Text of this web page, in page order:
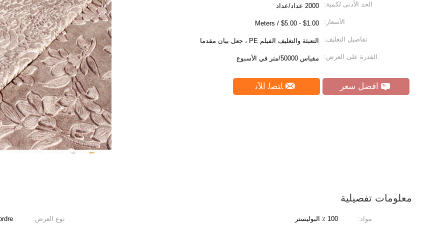
الحد الأدنى لكمية: 2000 عداد/عداد
الأسعار: $1.00 - $5.00 / Meters
تفاصيل التغليف: التعبئة والتغليف الفيلم PE ، جعل بيان مقدما
القدرة على العرض: مقياس 50000/متر في الأسبوع
افضل سعر ﺎﺘﺼﻟ ﺍﻶﻧ
معلومات تفصيلية
مواد: 100 ٪ البوليستر نوع العرض: